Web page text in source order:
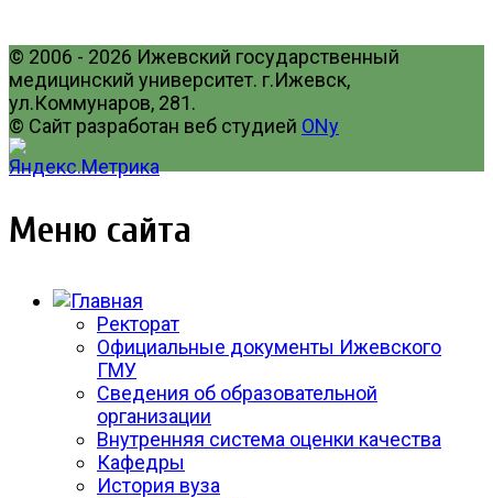
© 2006 - 2026 Ижевский государственный
медицинский университет. г.Ижевск,
ул.Коммунаров, 281.
© Сайт разработан веб студией ONy
Меню сайта
Ректорат
Официальные документы Ижевского
ГМУ
Сведения об образовательной
организации
Внутренняя система оценки качества
Кафедры
История вуза